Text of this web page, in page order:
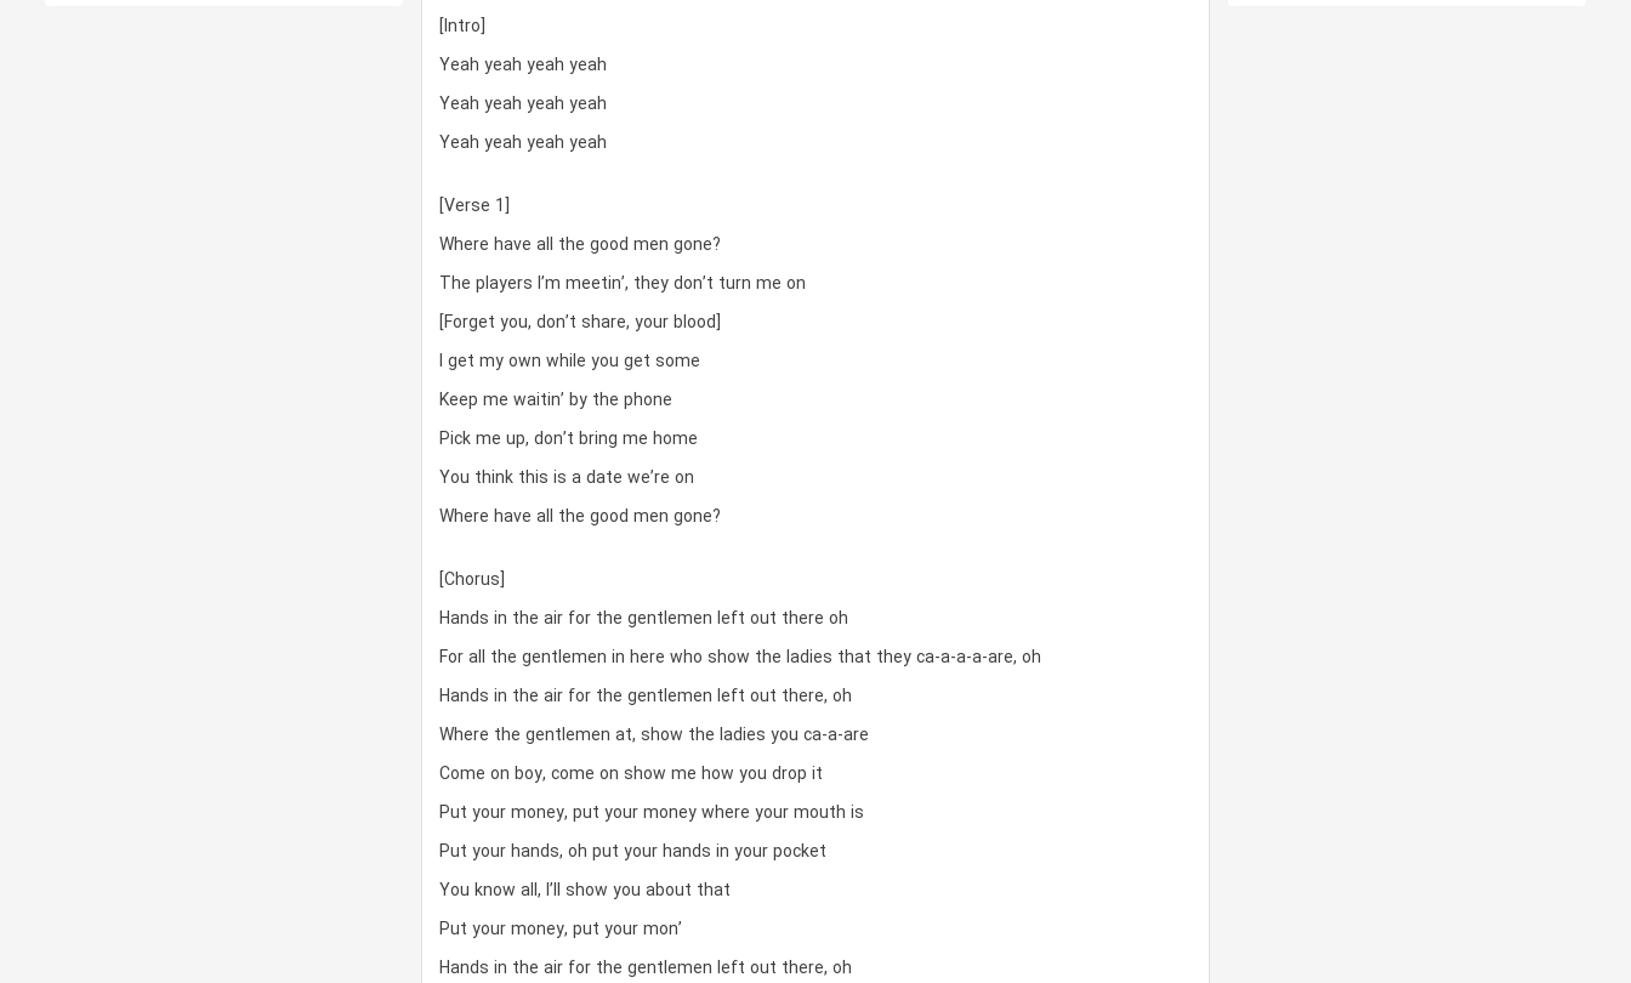
[Intro]
Yeah yeah yeah yeah
Yeah yeah yeah yeah
Yeah yeah yeah yeah
[Verse 1]
Where have all the good men gone?
The players I’m meetin’, they don’t turn me on
[Forget you, don’t share, your blood]
I get my own while you get some
Keep me waitin’ by the phone
Pick me up, don’t bring me home
You think this is a date we’re on
Where have all the good men gone?
[Chorus]
Hands in the air for the gentlemen left out there oh
For all the gentlemen in here who show the ladies that they ca-a-a-a-are, oh
Hands in the air for the gentlemen left out there, oh
Where the gentlemen at, show the ladies you ca-a-are
Come on boy, come on show me how you drop it
Put your money, put your money where your mouth is
Put your hands, oh put your hands in your pocket
You know all, I’ll show you about that
Put your money, put your mon’
Hands in the air for the gentlemen left out there, oh